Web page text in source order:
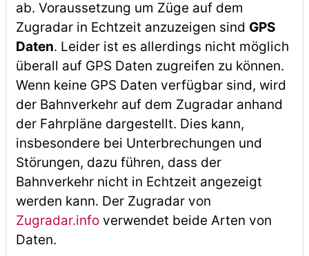
ab. Voraussetzung um Züge auf dem
Zugradar in Echtzeit anzuzeigen sind GPS
Daten. Leider ist es allerdings nicht möglich
überall auf GPS Daten zugreifen zu können.
Wenn keine GPS Daten verfügbar sind, wird
der Bahnverkehr auf dem Zugradar anhand
der Fahrpläne dargestellt. Dies kann,
insbesondere bei Unterbrechungen und
Störungen, dazu führen, dass der
Bahnverkehr nicht in Echtzeit angezeigt
werden kann. Der Zugradar von
Zugradar.infoverwendet beide Arten von
Daten.